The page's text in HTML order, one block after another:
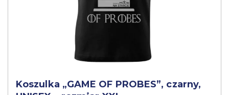
Koszulka „GAME OF PROBES”, czarny,